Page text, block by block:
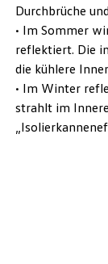
Durchbrüche
• Im Sommer
reflektiert. Die
die kühlere
• Im Winter
strahlt im